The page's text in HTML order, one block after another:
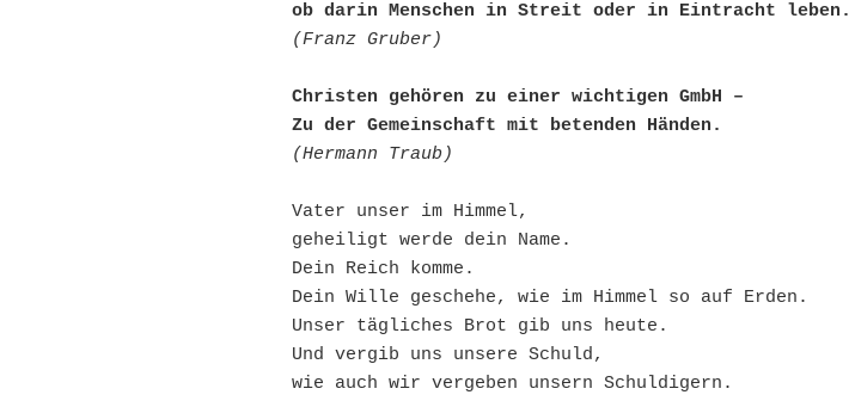
ob darin Menschen in Streit oder in Eintracht leben.
(Franz Gruber)
Christen gehören zu einer wichtigen GmbH –
Zu der Gemeinschaft mit betenden Händen.
(Hermann Traub)
Vater unser im Himmel,
geheiligt werde dein Name.
Dein Reich komme.
Dein Wille geschehe, wie im Himmel so auf Erden.
Unser tägliches Brot gib uns heute.
Und vergib uns unsere Schuld,
wie auch wir vergeben unsern Schuldigern.